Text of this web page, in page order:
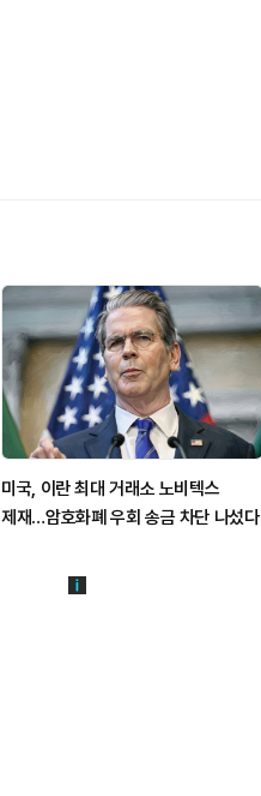
미국, 이란 최대 거래소 노비텍스
제재…암호화폐 우회 송금 차단 나섰다